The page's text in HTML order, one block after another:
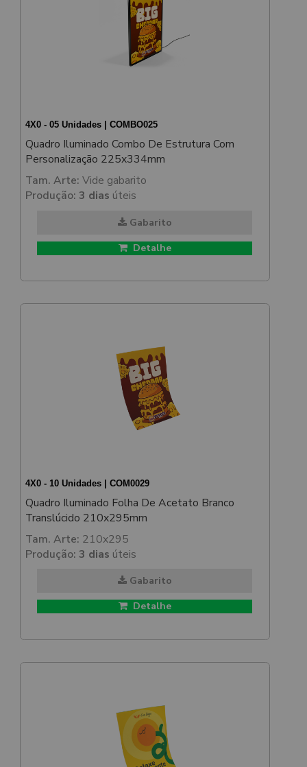
4X0 - 05 Unidades | COMBO025
Quadro Iluminado Combo De Estrutura Com
Personalização 225x334mm
Tam. Arte: Vide gabarito
Produção: 3 dias úteis
Gabarito
Detalhe
4X0 - 10 Unidades | COM0029
Quadro Iluminado Folha De Acetato Branco
Translúcido 210x295mm
Tam. Arte: 210x295
Produção: 3 dias úteis
Gabarito
Detalhe